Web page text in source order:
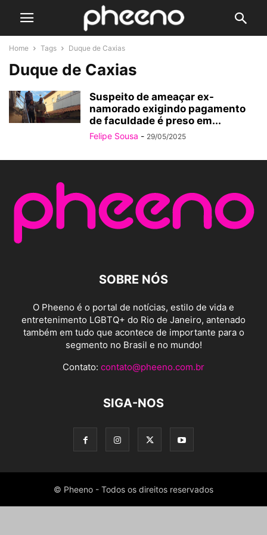
Home Tags Duque de Caxias
Duque de Caxias
Suspeito de ameaçar ex-
namorado exigindo pagamento
de faculdade é preso em...
Felipe Sousa - 29/05/2025
SOBRE NÓS
O Pheeno é o portal de notícias, estilo de vida e
entretenimento LGBTQ+ do Rio de Janeiro, antenado
também em tudo que acontece de importante para o
segmento no Brasil e no mundo!
Contato: contato@pheeno.com.br
SIGA-NOS
© Pheeno - Todos os direitos reservados